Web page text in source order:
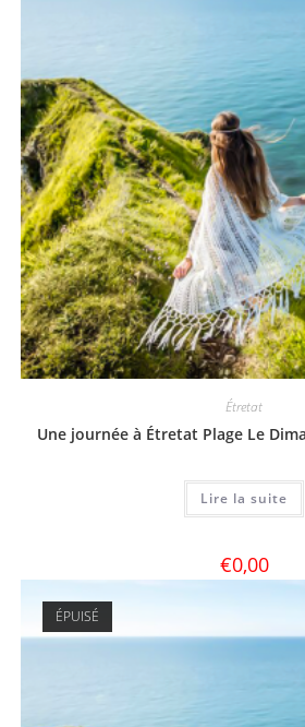
Étretat
Une journée à Étretat Plage Le
Lire la suite
€0,00
ÉPUISÉ